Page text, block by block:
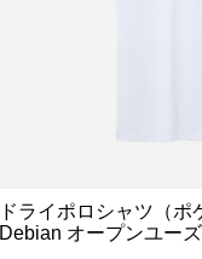
ドライポロシャツ（
Debian オープンユー